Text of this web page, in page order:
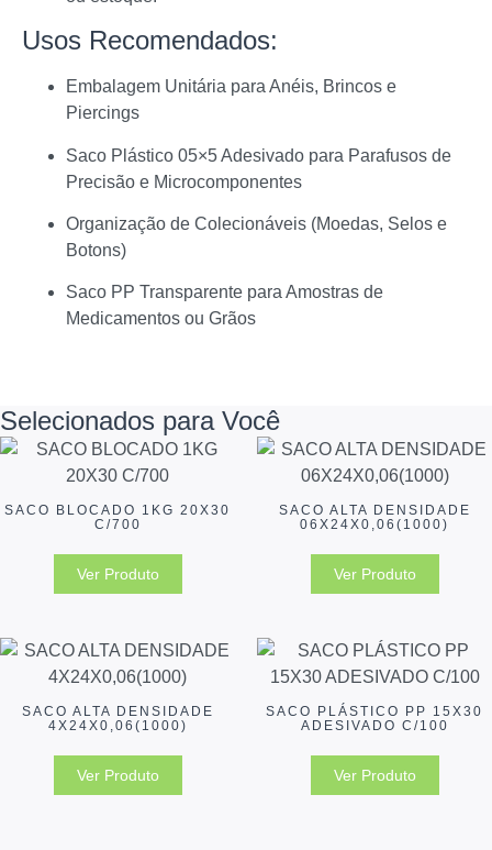
Usos Recomendados:
Embalagem Unitária para Anéis, Brincos e
Piercings
Saco Plástico 05×5 Adesivado para Parafusos de
Precisão e Microcomponentes
Organização de Colecionáveis (Moedas, Selos e
Botons)
Saco PP Transparente para Amostras de
Medicamentos ou Grãos
Selecionados para Você
SACO BLOCADO 1KG 20X30
C/700
Ver Produto
SACO ALTA DENSIDADE
06X24X0,06(1000)
Ver Produto
SACO ALTA DENSIDADE
4X24X0,06(1000)
Ver Produto
SACO PLÁSTICO PP 15X30
ADESIVADO C/100
Ver Produto